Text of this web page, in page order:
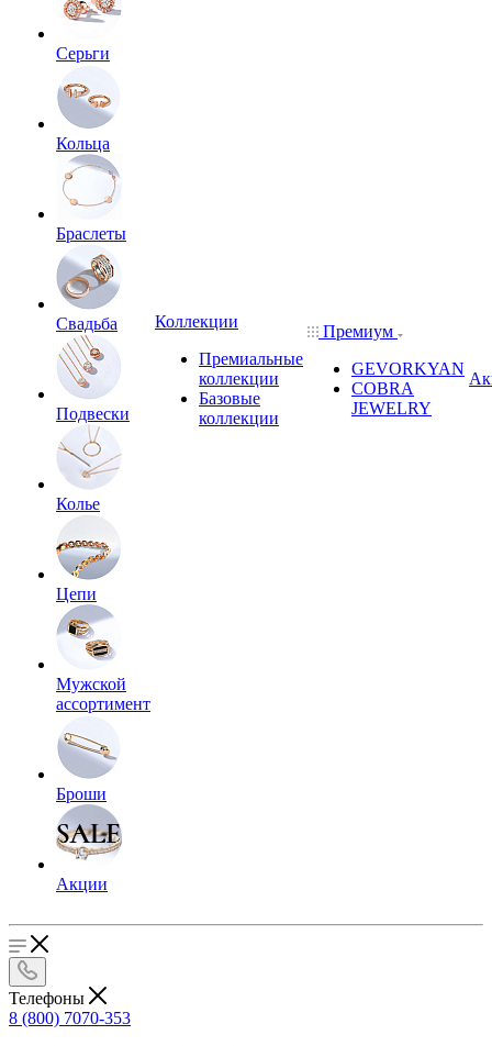
Серьги
Кольца
Браслеты
Свадьба
Подвески
Колье
Цепи
Мужской
ассортимент
Броши
Акции
Коллекции
Премиальные
коллекции
Базовые
коллекции
Премиум
GEVORKYAN
COBRA
JEWELRY
Телефоны
8 (800) 7070-353